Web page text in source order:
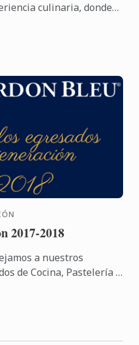
culinaria, donde
2017-2018
a nuestros
de Cocina, Pastelería y